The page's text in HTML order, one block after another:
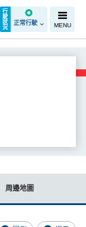
行
駛
狀
況
正常行駛 MENU
周邊地圖